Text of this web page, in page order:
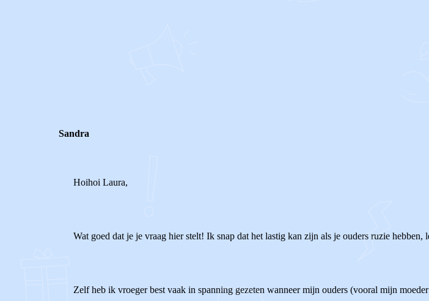
Sandra
Hoihoi Laura,
Wat goed dat je je vraag hier stelt! Ik snap dat het lastig kan zijn als je ouders ruzie
Zelf heb ik vroeger best vaak in spanning gezeten wanneer mijn ouders (vooral mijn